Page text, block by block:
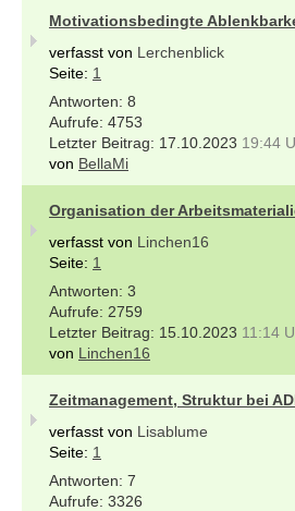
Motivationsbedingte
verfasst von Lerchenblick
Seite: 1
8
4753
17.10.2023 19:44
von BellaMi
Organisation der
verfasst von Linchen16
Seite: 1
3
2759
15.10.2023 11:14
von Linchen16
Zeitmanagement, Struktur bei
verfasst von Lisablume
Seite: 1
7
3326